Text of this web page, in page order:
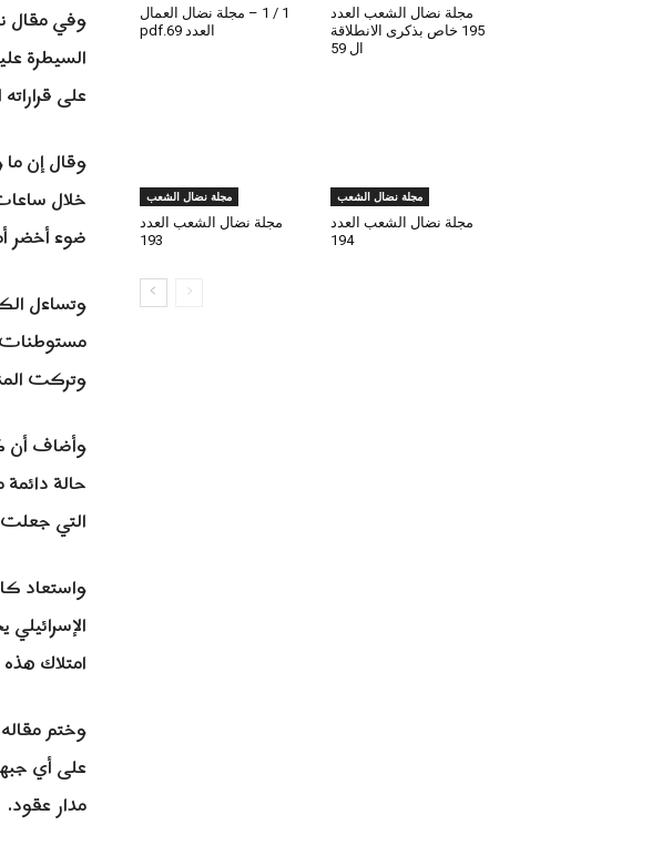
وفي مقال
السيطرة
على
وقال إن
خلال
ضوء أخضر
وتساءل
مستوطنات
وتركت
وأضاف أن
حالة
التي جعلت
واستعاد
امتلاك هذه
وختم
على أي
مدار عقود.
مجلة نضال الشعب العدد
195 خاص بذكرى الانطلاقة
ال 59
1 / 1 – مجلة نضال العمال
العدد 69.pdf
مجلة نضال الشعب
مجلة نضال الشعب العدد
194
مجلة نضال الشعب
مجلة نضال الشعب العدد
193